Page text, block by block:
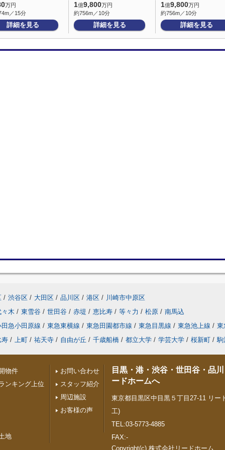
万円
／15分
詳細を見る
1億9,800万円
約756m／10分
詳細を見る
1億9,800万円
約756m／10分
詳細を見る
/ 渋谷区 / 大田区 / 品川区 / 港区 / 川崎市中原区
々木 / 東雪谷 / 世田谷 / 赤堤 / 恵比寿 / 等々力 / 松原 / 南馬込
田急小田原線 / 東急東横線 / 東急田園都市線 / 東急目黒線 / 東急池上線 / 東
寿 / 上町 / 祐天寺 / 自由が丘 / 千歳船橋 / 都立大学 / 学芸大学 / 桜新町 / 駒
物件
ンキング上位
地
お問い合わせ
スタッフ紹介
周辺施設
お客様の声
目黒・港・渋谷・世田谷・品
ードホームへ
東京都目黒区中目黒５丁目27-11 リー
工)
TEL:03-5773-4885
FAX:-
Copyright(c) 株式会社リードホーム